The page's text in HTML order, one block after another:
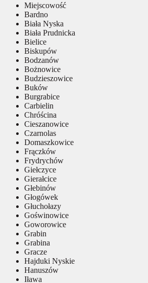
Miejscowość
Bardno
Biała Nyska
Biała Prudnicka
Bielice
Biskupów
Bodzanów
Bożnowice
Budzieszowice
Buków
Burgrabice
Carbielin
Chróścina
Cieszanowice
Czarnolas
Domaszkowice
Frączków
Frydrychów
Giełczyce
Gierałcice
Głebinów
Głogówek
Głuchołazy
Goświnowice
Goworowice
Grabin
Grabina
Gracze
Hajduki Nyskie
Hanuszów
Iława